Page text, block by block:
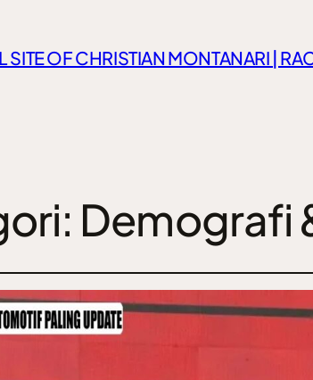
SITE OF CHRISTIAN MONTANARI |
Demografi